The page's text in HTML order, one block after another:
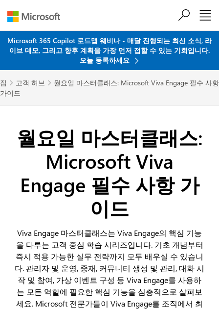
Microsoft 365 Copilot 로드맵 웨비나 - 매달 진행되는 최신 소식, 라
이브 데모, 그리고 향후 계획을 가장 먼저 접할 수 있는 기회입니다.
오늘 등록하세요
집  고객 허브 
월요일 마스터클래스: Microsoft Viva Engage 필수 사항
가이드
월요일 마스터클래스:
Microsoft Viva
Engage 필수 사항 가
이드
Viva Engage 마스터클래스는 Viva Engage의 핵심 기능
을 다루는 고객 중심 학습 시리즈입니다. 기초 개념부터
즉시 적용 가능한 실무 전략까지 모두 배우실 수 있습니
다. 관리자 및 운영, 중재, 커뮤니티 생성 및 관리, 대화 시
작 및 참여, 가상 이벤트 구성 등 Viva Engage를 사용하
는 모든 역할에 필요한 핵심 기능을 심층적으로 살펴보
세요. Microsoft 전문가들이 Viva Engage를 조직에서 최